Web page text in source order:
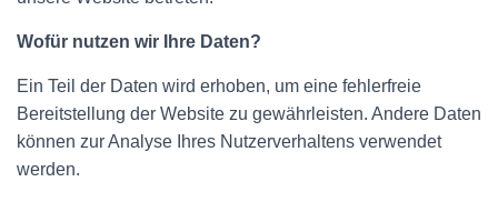
Wofür nutzen wir Ihre Daten?
Ein Teil der Daten wird erhoben, um eine fehlerfreie
Bereitstellung der Website zu gewährleisten. Andere Daten
können zur Analyse Ihres Nutzerverhaltens verwendet
werden.